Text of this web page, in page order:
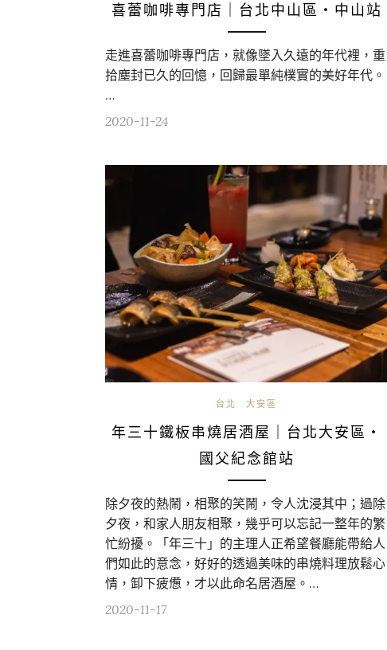
喜蕾咖啡專門店｜台北中山區・中山站
走進喜蕾咖啡專門店，就像墜入久遠的年代裡，重
拾塵封已久的回憶，回歸最單純樸實的美好年代。
…
2020-11-24
台北 大安區
年三十鐵板串燒居酒屋｜台北大安區・
國父紀念館站
除夕夜的熱鬧，相聚的笑鬧，令人沈浸其中；過除
夕夜，和家人朋友相聚，幾乎可以忘記一整年的繁
忙紛擾。「年三十」的主理人正希望餐廳能帶給人
們如此的意念，好好的透過美味的串燒料理放鬆心
情，卸下疲憊，才以此命名居酒屋。…
2020-11-17